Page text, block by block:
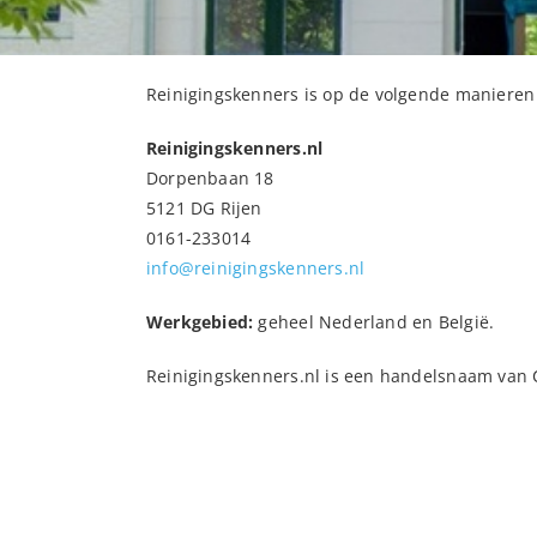
Reinigingskenners is op de volgende
Reinigingskenners.nl
Dorpenbaan 18
5121 DG Rijen
0161-233014
info@reinigingskenners.nl
Werkgebied: geheel Nederland en België.
Reinigingskenners.nl is een handelsnaam van